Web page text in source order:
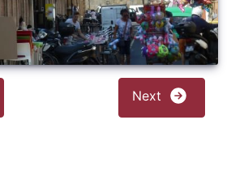
Next